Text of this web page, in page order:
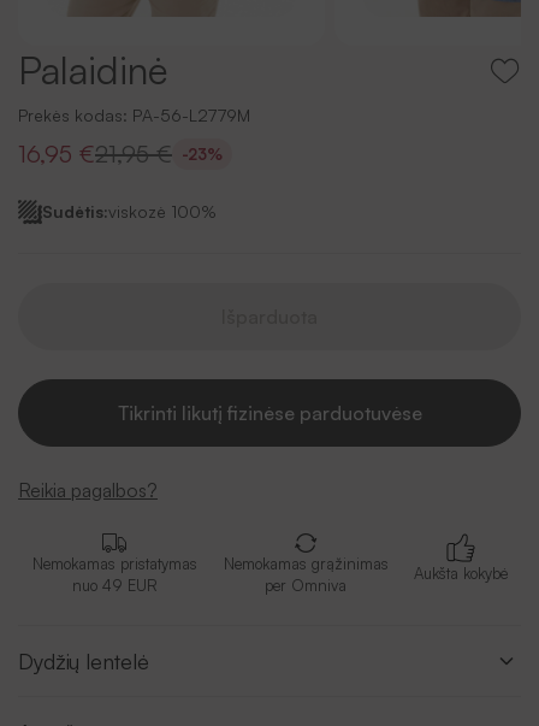
Palaidinė
Prekės kodas: PA-56-L2779M
16,95 €21,95 € -23%
Sudėtis:viskozė 100%
Tikrinti likutį fizinėse parduotuvėse
Reikia pagalbos?
Nemokamas pristatymas
nuo 49 EUR
Nemokamas grąžinimas
per Omniva
Aukšta kokybė
Dydžių lentelė